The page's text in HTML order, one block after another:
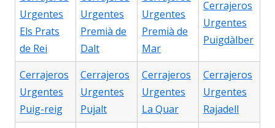
Urgentes
Els Prats
de Rei
Urgentes
Premià de
Dalt
Urgentes
Premià de
Mar
Cerrajeros
Urgentes
Puigdàlber
Cerrajeros
Urgentes
Puig-reig
Cerrajeros
Urgentes
Pujalt
Cerrajeros
Urgentes
La Quar
Cerrajeros
Urgentes
Rajadell